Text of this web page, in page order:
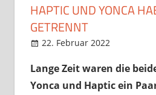
HAPTIC UND YONCA
GETRENNT
22. Februar 2022
Lange Zeit waren die
Yonca und Haptic ein